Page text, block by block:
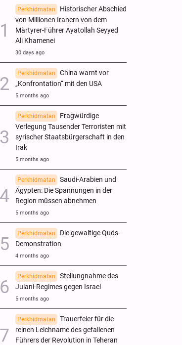
Perkhidmatan
Historischer Abschied
von Millionen Iranern von dem
Märtyrer-Führer Ayatollah Seyyed
Ali Khamenei
30 days ago
Perkhidmatan
China warnt vor
„Konfrontation“ mit den USA
5 months ago
Perkhidmatan
Fragwürdige
Verlegung Tausender Terroristen mit
syrischer Staatsbürgerschaft in den
Irak
5 months ago
Perkhidmatan
Saudi-Arabien und
Ägypten: Die Spannungen in der
Region müssen abnehmen
5 months ago
Perkhidmatan
Die gewaltige Quds-
Demonstration
4 months ago
Perkhidmatan
Stellungnahme des
Julani-Regimes gegen Israel
5 months ago
Perkhidmatan
Trauerfeier für die
reinen Leichname des gefallenen
Führers der Revolution in Teheran